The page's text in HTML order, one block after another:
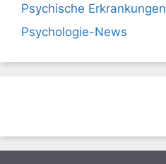
Psychische Erkrankungen
Psychologie-News